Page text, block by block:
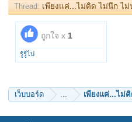
Thread: เพียงแค่...ไม่คิด ไม่นึก ไม่
ถูกใจ x 1
รู้รู้ไป
เว็บบอร์ด ... เพียงแค่...ไม่